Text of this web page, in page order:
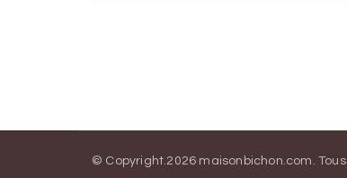
© Copyright.2026 maisonbichon.com .